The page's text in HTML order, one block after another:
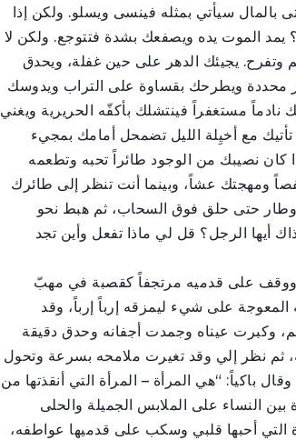
بالمال سيأتي بمثله فينسى ويسلو. ولكن إذا
يمد الموت يده ويصفعك بشدة فتتوجع. ولكن لا
وتفرح. يجيئك الدهر على حين غفلة، ويحدق
محددة ويطرحك بقساوة على التراب ويدوسك
نادماً مستغفراً فينتشلك بأكفّه الحريرية ويغني
مع أخيِلة الليل تضمحل أمامك بمجيء
كان نصيبك من الوجود طائراً تحبه وتطعمه
ومهجتك عشاً، وبينما أنت تنظر إلى طائرك
وطار حتى حلق فوق السحاب، ثم هبط نحو
أيها الرجل؟ قل لي ماذا تفعل وأين تجد
ووقف على قدميه مرتجفاً كقصبة في مهبّ
المعوجة على شيء ليمزقه إرباً إرباً، وقد
وكبرت عيناه وجمدت أجفانه وحدق دقيقة
ثم نظر إلي وقد تغيرت ملامحه بسرعة وتحول
باكياً: “هي المرأة – المرأة التي أنقذتها من
النساء على الملابس الجميلة والحلى
التي أحبها قلبي وسكب على قدميها عواطفه،